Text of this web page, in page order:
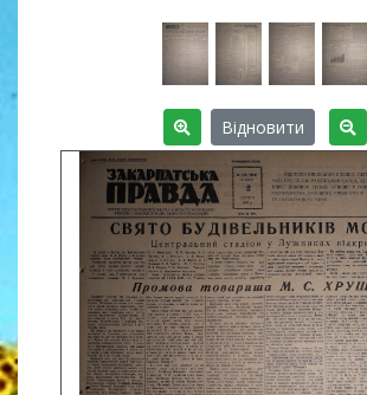
Відновити